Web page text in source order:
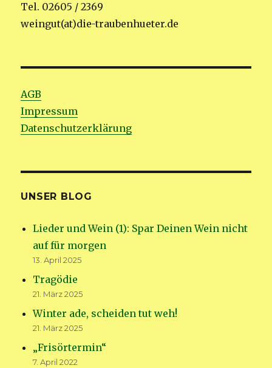
Tel. 02605 / 2369
weingut(at)die-traubenhueter.de
AGB
Impressum
Datenschutzerklärung
UNSER BLOG
Lieder und Wein (1): Spar Deinen Wein nicht
auf für morgen
13. April 2025
Tragödie
21. März 2025
Winter ade, scheiden tut weh!
21. März 2025
„Frisörtermin“
7. April 2022